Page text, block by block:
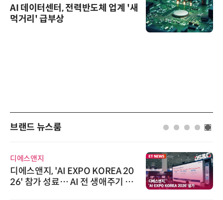
AI 데이터센터, 전력반도체 업계 '새
먹거리' 급부상
브랜드 뉴스룸
디에스앤지
디에스앤지, 'AI EXPO KOREA 20
26' 참가 성료… AI 전 생애주기 아